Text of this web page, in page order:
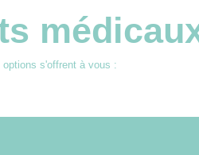
s'offrent à vous :